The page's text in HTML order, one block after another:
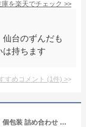
庫を楽天でチェック >>
台のずんだも
は持ちます
すめコメント (1件) >
どら茶ん全種詰合せ15ヶ入【どら焼き どらやき 個包装 詰め合わせ 冷凍 生クリーム ひんやり 和菓子 お菓子 えだまめ 枝豆 抹茶 お取り寄せグルメ スイーツ 仙台 宮城 老舗 井ヶ田製茶 お土産 手土産 ギフトセット 内祝い 出産祝い プチギフト 退職】